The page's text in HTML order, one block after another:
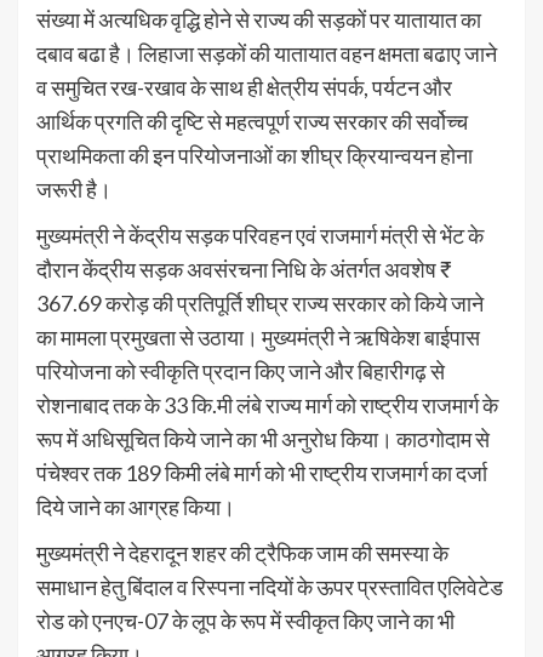
संख्या में अत्यधिक वृद्धि होने से राज्य की सड़कों पर यातायात का
दबाव बढा है। लिहाजा सड़कों की यातायात वहन क्षमता बढाए जाने
व समुचित रख-रखाव के साथ ही क्षेत्रीय संपर्क, पर्यटन और
आर्थिक प्रगति की दृष्टि से महत्वपूर्ण राज्य सरकार की सर्वोच्च
प्राथमिकता की इन परियोजनाओं का शीघ्र क्रियान्वयन होना
जरूरी है।
मुख्यमंत्री ने केंद्रीय सड़क परिवहन एवं राजमार्ग मंत्री से भेंट के
दौरान केंद्रीय सड़क अवसंरचना निधि के अंतर्गत अवशेष ₹
367.69 करोड़ की प्रतिपूर्ति शीघ्र राज्य सरकार को किये जाने
का मामला प्रमुखता से उठाया। मुख्यमंत्री ने ऋषिकेश बाईपास
परियोजना को स्वीकृति प्रदान किए जाने और बिहारीगढ़ से
रोशनाबाद तक के 33 कि.मी लंबे राज्य मार्ग को राष्ट्रीय राजमार्ग के
रूप में अधिसूचित किये जाने का भी अनुरोध किया। काठगोदाम से
पंचेश्वर तक 189 किमी लंबे मार्ग को भी राष्ट्रीय राजमार्ग का दर्जा
दिये जाने का आग्रह किया।
मुख्यमंत्री ने देहरादून शहर की ट्रैफिक जाम की समस्या के
समाधान हेतु बिंदाल व रिस्पना नदियों के ऊपर प्रस्तावित एलिवेटेड
रोड को एनएच-07 के लूप के रूप में स्वीकृत किए जाने का भी